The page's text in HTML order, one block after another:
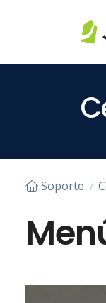
Saltar al contenido
Soporte